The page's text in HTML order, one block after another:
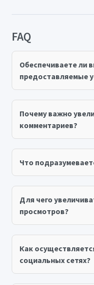
FAQ
Обеспечиваете ли
предоставляемые
Почему важно
комментариев?
Что
Для чего
просмотров?
Как
социальных сетях?